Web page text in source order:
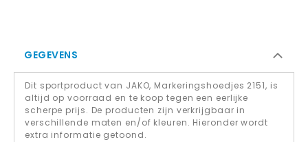
GEGEVENS
Dit sportproduct van JAKO, Markeringshoedjes 2151, is
altijd op voorraad en te koop tegen een eerlijke
scherpe prijs. De producten zijn verkrijgbaar in
verschillende maten en/of kleuren. Hieronder wordt
extra informatie getoond.